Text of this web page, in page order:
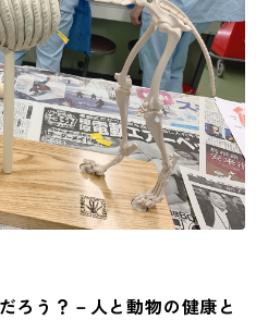
ろう？－人と動物の健康と